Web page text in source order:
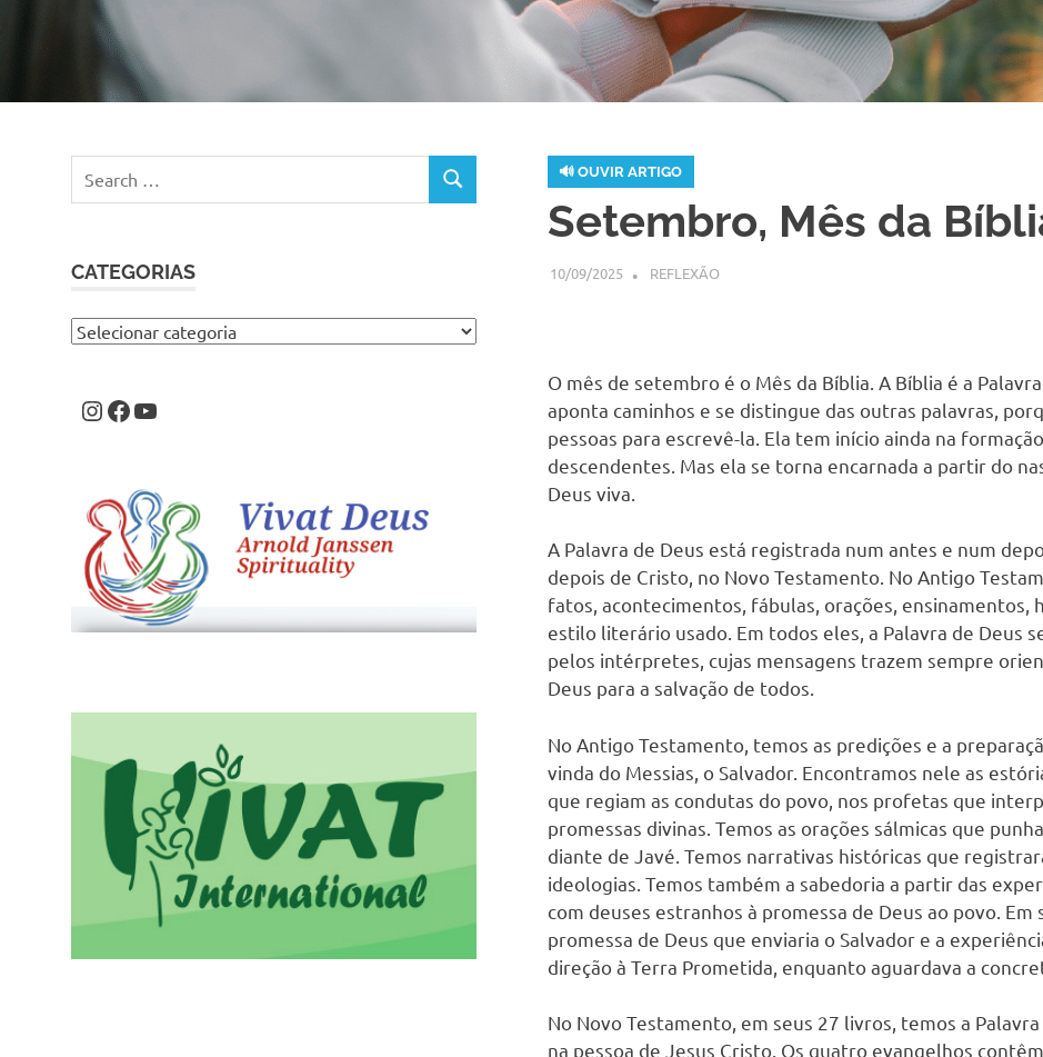
🔊 OUVIR ARTIGO
Setembro, Mês da
10/09/2025 SSPS BRASIL
REFLEXÃO
O mês de setembro é o Mês da Bíblia. A Bíblia é a
aponta caminhos e se distingue das outras palavras,
pessoas para escrevê-la. Ela tem início ainda na
descendentes. Mas ela se torna encarnada a partir do
Deus viva.
A Palavra de Deus está registrada num antes e num
depois de Cristo, no Novo Testamento. No Antigo
fatos, acontecimentos, fábulas, orações, ensinamentos,
estilo literário usado. Em todos eles, a Palavra de Deus
pelos intérpretes, cujas mensagens trazem sempre
Deus para a salvação de todos.
No Antigo Testamento, temos as predições e a
vinda do Messias, o Salvador. Encontramos nele as
que regiam as condutas do povo, nos profetas que
promessas divinas. Temos as orações sálmicas que
diante de Javé. Temos narrativas históricas que
ideologias. Temos também a sabedoria a partir das
com deuses estranhos à promessa de Deus ao povo.
promessa de Deus que enviaria o Salvador e a
direção à Terra Prometida, enquanto aguardava a
No Novo Testamento, em seus 27 livros, temos a
na pessoa de Jesus Cristo. Os quatro evangelhos
for:
SEARCH
CATEGORIAS
Categorias
Instagram
Facebook
Youtube